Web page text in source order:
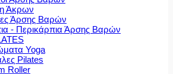
Άκρων
Άρσης Βαρών
- Περικάρπια Άρσης Βαρών
Yoga
Pilates
Roller